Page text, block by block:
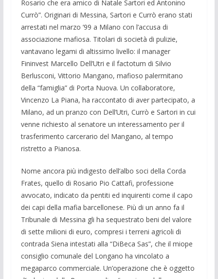
Rosario che era amico di Natale Sartori ed Antonino
Currò”. Originari di Messina, Sartori e Currò erano stati
arrestati nel marzo ’99 a Milano con l’accusa di
associazione mafiosa. Titolari di società di pulizie,
vantavano legami di altissimo livello: il manager
Fininvest Marcello Dell’Utri e il factotum di Silvio
Berlusconi, Vittorio Mangano, mafioso palermitano
della “famiglia” di Porta Nuova. Un collaboratore,
Vincenzo La Piana, ha raccontato di aver partecipato, a
Milano, ad un pranzo con Dell’Utri, Currò e Sartori in cui
venne richiesto al senatore un interessamento per il
trasferimento carcerario del Mangano, al tempo
ristretto a Pianosa.
Nome ancora più indigesto dell’albo soci della Corda
Frates, quello di Rosario Pio Cattafi, professione
avvocato, indicato da pentiti ed inquirenti come il capo
dei capi della mafia barcellonese. Più di un anno fa il
Tribunale di Messina gli ha sequestrato beni del valore
di sette milioni di euro, compresi i terreni agricoli di
contrada Siena intestati alla “DiBeca Sas”, che il miope
consiglio comunale del Longano ha vincolato a
megaparco commerciale. Un’operazione che è oggetto